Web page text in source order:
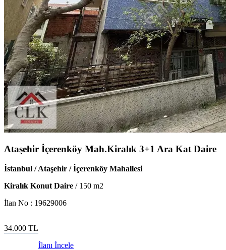
Ataşehir İçerenköy Mah.Kiralık 3+1 Ara Kat Daire
İstanbul / Ataşehir / İçerenköy Mahallesi
Kiralık Konut Daire / 150 m2
İlan No : 19629006
34.000 TL
İlanı İncele